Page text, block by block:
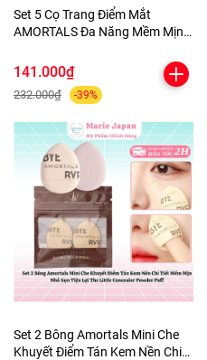
Set 5 Cọ Trang Điểm Mắt
AMORTALS Đa Năng Mềm Mịn
141.000₫
232.000₫ -39%
Set 2 Bông Amortals Mini Che
Khuyết Điểm Tán Kem Nền Chi